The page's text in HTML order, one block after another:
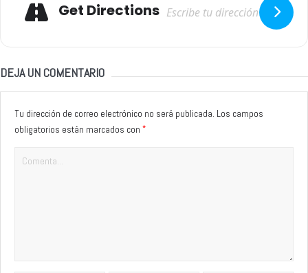
Get Directions
DEJA UN COMENTARIO
Tu dirección de correo electrónico no será publicada. Los campos
obligatorios están marcados con *